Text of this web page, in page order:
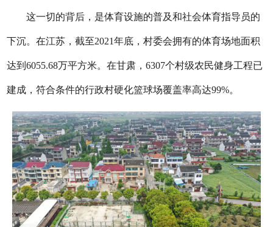
这一切的背后，是体育设施的普及和社会体育指导员的
下沉。在江苏，截至2021年底，村委会拥有的体育场地面积
达到6055.68万平方米。在甘肃，6307个村级农民健身工程已
建成，符合条件的行政村硬化篮球场覆盖率高达99%。